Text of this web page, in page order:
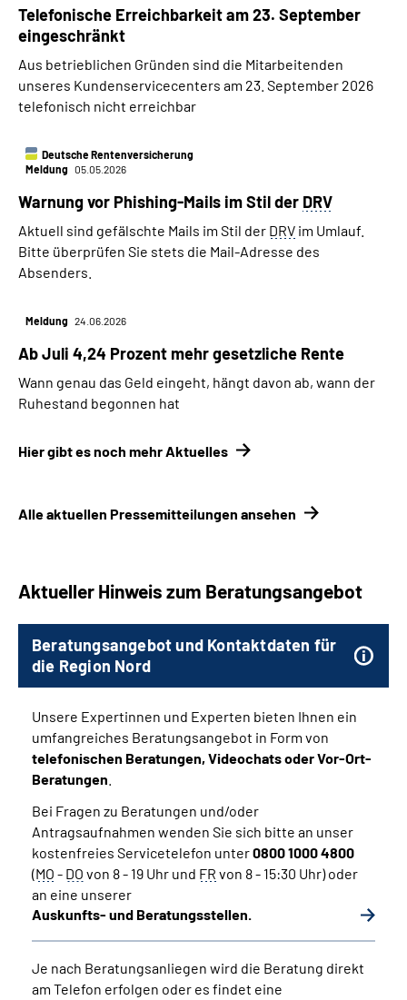
Telefonische Erreichbarkeit am 23. September
eingeschränkt
Aus betrieblichen Gründen sind die Mitarbeitenden
unseres Kundenservicecenters am 23. September 2026
telefonisch nicht erreichbar
Deutsche Rentenversicherung
Meldung 05.05.2026
Warnung vor Phishing-Mails im Stil der DRV
Aktuell sind gefälschte Mails im Stil der DRV im Umlauf.
Bitte überprüfen Sie stets die Mail-Adresse des
Absenders.
Meldung 24.06.2026
Ab Juli 4,24 Prozent mehr gesetzliche Rente
Wann genau das Geld eingeht, hängt davon ab, wann der
Ruhestand begonnen hat
Hier gibt es noch mehr Aktuelles
Alle aktuellen Pressemitteilungen ansehen
Aktueller Hinweis zum Beratungsangebot
Beratungsangebot und Kontaktdaten für
die Region Nord
Unsere Expertinnen und Experten bieten Ihnen ein
umfangreiches Beratungsangebot in Form von
telefonischen Beratungen, Videochats oder Vor-Ort-
Beratungen
Bei Fragen zu Beratungen und/oder
Antragsaufnahmen wenden Sie sich bitte an unser
kostenfreies Servicetelefon unter0800 1000 4800
(MO - DO von 8 - 19 Uhr und FR von 8 - 15:30 Uhr) oder
an eine unserer
Auskunfts- und Beratungsstellen.
Je nach Beratungsanliegen wird die Beratung direkt
am Telefon erfolgen oder es findet eine